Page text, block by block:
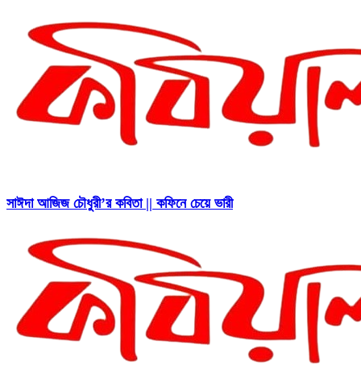
সাঈদা আজিজ চৌধুরী’র কবিতা || কফিনে চেয়ে ভারী